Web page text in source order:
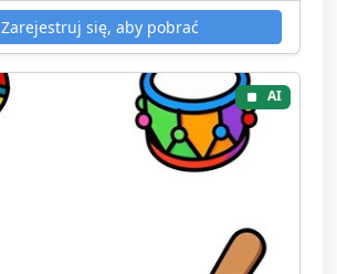
Zarejestruj się, aby pobrać
AI